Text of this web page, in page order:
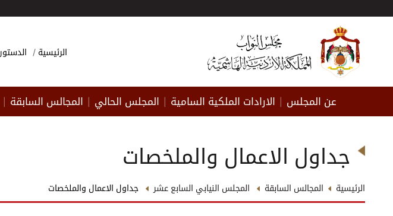
الرئيسية الدستور
عن المجلس الارادات الملكية السامية المجلس الحالي المجالس السابقة
جداول الاعمال والملخصات
الرئيسية المجالس السابقة المجلس النيابي السابع عشر جداول الاعمال والملخصات